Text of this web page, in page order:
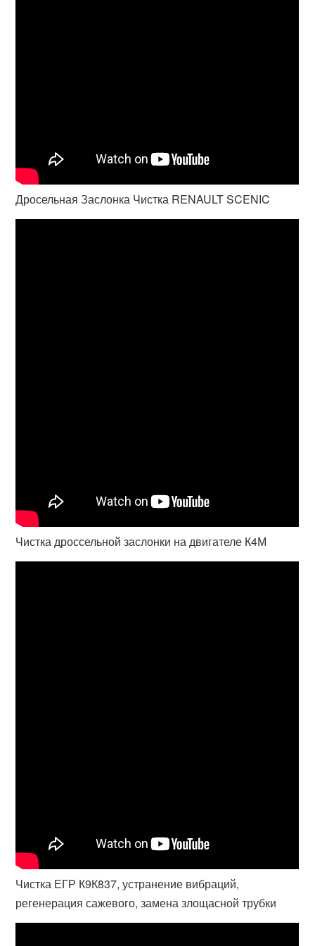
Дросельная Заслонка Чистка RENAULT SCENIC
Чистка дроссельной заслонки на двигателе К4М
Чистка ЕГР К9К837, устранение вибраций,
регенерация сажевого, замена злощасной трубки